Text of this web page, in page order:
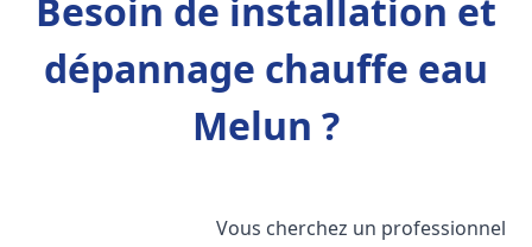
Besoin de installation et
dépannage chauffe eau
Melun ?
Vous cherchez un professionnel